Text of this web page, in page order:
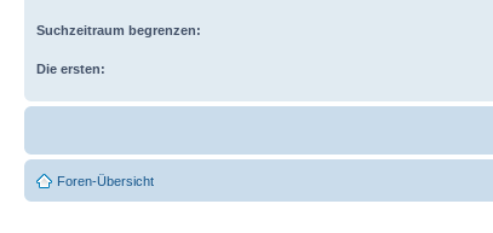
Suchzeitraum begrenzen:
Die ersten:
Foren-Übersicht